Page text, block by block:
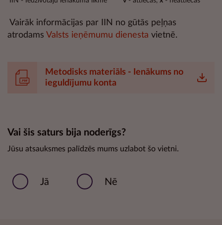
Vairāk informācijas par IIN no gūtās peļņas
atrodams Valsts ieņēmumu dienesta vietnē.
Metodisks materiāls - Ienākums no
ieguldījumu konta
Vai šis saturs bija noderīgs?
Jūsu atsauksmes palīdzēs mums uzlabot šo vietni.
Jā Nē